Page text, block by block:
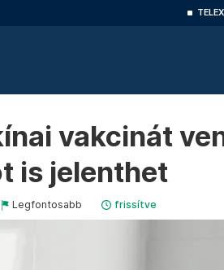
TELEX
vakcinát
is jelenthet
Legfontosabb frissítve